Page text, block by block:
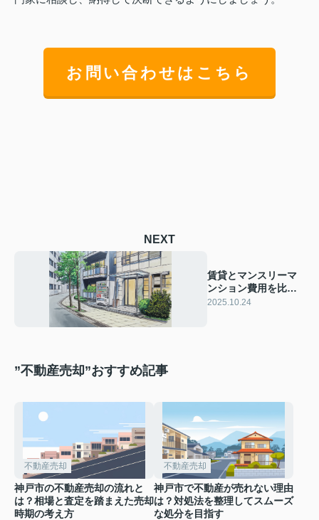
お問い合わせはこちら
NEXT
賃貸とマンスリーマ
ンション費用を比較
したい方必見 費用の
2025.10.24
”不動産売却”おすすめ記事
不動産売却
神戸市の不動産売却の流れと
は？相場と査定を踏まえた売却
時期の考え方
不動産売却
神戸市で不動産が売れない理由
は？対処法を整理してスムーズ
な処分を目指す